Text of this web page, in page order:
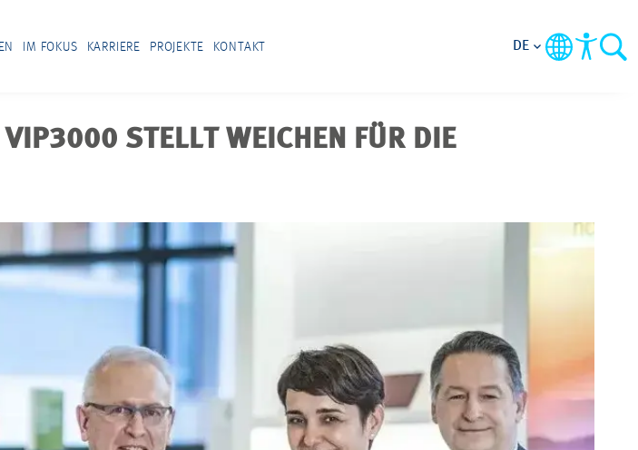
IM FOKUS KARRIERE PROJEKTE KONTAKT DE
STELLT WEICHEN FÜR DIE